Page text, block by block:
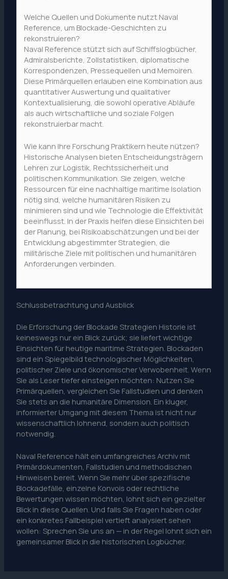
Welche Quellen und Dokumente nutzt Naval
Reference, um Blockade-Geschichten zu
rekonstruieren?
Naval Reference stützt sich auf Schiffslogbücher,
Admiralsberichte, Zollstatistiken, diplomatische
Korrespondenzen, Pressequellen und Memoiren.
Diese Primärquellen erlauben eine Kombination aus
quantitativer Auswertung und qualitativer
Kontextualisierung, die sowohl operative Abläufe
als auch wirtschaftliche und soziale Folgen
rekonstruierbar macht.
Wie kann Ihre Forschung Praktikern heute nützen?
Historische Analysen bieten Entscheidungsträgern
Lehren zur Logistik, Rechtssicherheit und
politischen Kommunikation. Sie zeigen, welche
Ressourcen für eine nachhaltige maritime Isolation
nötig sind, welche humanitären Risiken zu
minimieren sind und wie Technologie die Effektivität
beeinflusst. In der Praxis helfen diese Einsichten bei
der Planung, bei Risikoabschätzungen und bei der
Entwicklung abgestimmter Strategien, die
militärische Ziele mit politischen und humanitären
Anforderungen verbinden.
Schlussbetrachtung und Ausblick
Die Erforschung der Blockade Strategien Historie ist
keineswegs nur ein Blick zurück; sie liefert wichtige
Einsichten für heutige maritime Strategien. Blockaden
sind ein Spiegelbild technologischer Möglichkeiten,
politischer Ziele und ökonomischer Verwobenheit. Wenn
Sie als Leser tiefer einsteigen möchten: Nutzen Sie
Primärquellen, vergleichen Sie Fallstudien und denken
Sie stets an die humanitäre Dimension. Ein kluger,
informierter Umgang mit diesem Thema ist nicht nur
wissenschaftlich lohnend, sondern auch politisch
notwendig.
Naval Reference hält ein umfangreiches Archiv mit
Primärdokumenten, Fallstudien und methodischen
Hinweisen bereit. Wenn Sie mehr über spezifische
Blockadefälle, einzelne Konvois oder rechtliche
Bewertungen wissen möchten, lohnt sich ein gezielter
Blick in diese Quellen. Und falls Sie Fragen haben oder
ein konkretes Fallbeispiel vertieft analysiert sehen
wollen: Sprechen Sie uns an — in der Regel lohnt sich ein
gemeinsamer Blick in die historischen Logbücher.